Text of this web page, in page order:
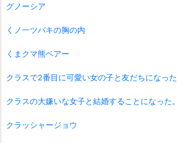
グノーシア
くノ一ツバキの胸の内
くまクマ熊ベアー
クラスで2番目に可愛い女の子と友だちになった
クラスの大嫌いな女子と結婚することになった。
クラッシャージョウ